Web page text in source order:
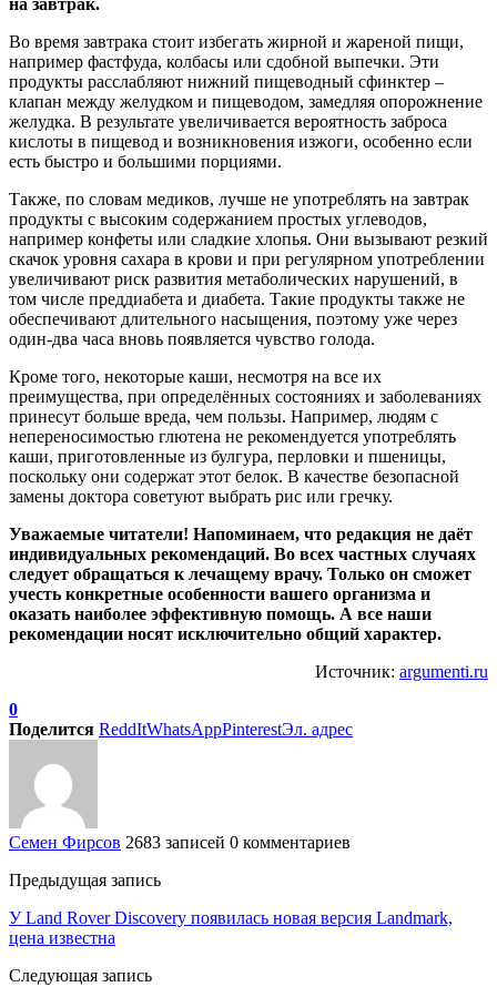
Во время завтрака стоит избегать жирной и жареной пищи,
например фастфуда, колбасы или сдобной выпечки. Эти
продукты расслабляют нижний пищеводный сфинктер –
клапан между желудком и пищеводом, замедляя опорожнение
желудка. В результате увеличивается вероятность заброса
кислоты в пищевод и возникновения изжоги, особенно если
есть быстро и большими порциями.
Также, по словам медиков, лучше не употреблять на завтрак
продукты с высоким содержанием простых углеводов,
например конфеты или сладкие хлопья. Они вызывают резкий
скачок уровня сахара в крови и при регулярном употреблении
увеличивают риск развития метаболических нарушений, в
том числе преддиабета и диабета. Такие продукты также не
обеспечивают длительного насыщения, поэтому уже через
один-два часа вновь появляется чувство голода.
Кроме того, некоторые каши, несмотря на все их
преимущества, при определённых состояниях и заболеваниях
принесут больше вреда, чем пользы. Например, людям с
непереносимостью глютена не рекомендуется употреблять
каши, приготовленные из булгура, перловки и пшеницы,
поскольку они содержат этот белок. В качестве безопасной
замены доктора советуют выбрать рис или гречку.
Уважаемые читатели! Напоминаем, что редакция не даёт
индивидуальных рекомендаций. Во всех частных случаях
следует обращаться к лечащему врачу. Только он сможет
учесть конкретные особенности вашего организма и
оказать наиболее эффективную помощь. А все наши
рекомендации носят исключительно общий характер.
Источник: argumenti.ru
0
Поделится ReddItWhatsAppPinterestЭл. адрес
Семен Фирсов 2683 записей 0 комментариев
Предыдущая запись
У Land Rover Discovery появилась новая версия Landmark,
цена известна
Следующая запись